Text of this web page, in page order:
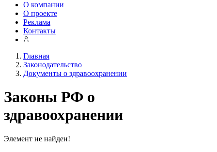
О компании
О проекте
Реклама
Контакты
Главная
Законодательство
Документы о здравоохранении
Законы РФ о
здравоохранении
Элемент не найден!